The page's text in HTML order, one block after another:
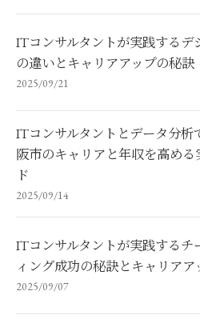
ITコンサルタントが実践するデ
の違いとキャリアアップの秘訣
2025/09/21
ITコンサルタントとデータ分析
阪市のキャリアと年収を高める
ド
2025/09/14
ITコンサルタントが実践するチ
ィング成功の秘訣とキャリアア
2025/09/07